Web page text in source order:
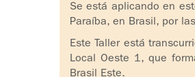
Se está aplicando en
Paraíba, en Brasil, por
Este Taller está
Local Oeste 1, que
Brasil Este.